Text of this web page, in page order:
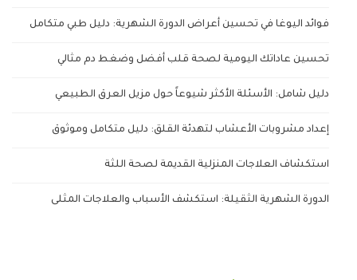
فوائد اليوغا في تحسين أعراض الدورة الشهرية: دليل طبي متكامل
تحسين عاداتك اليومية لصحة قلب أفضل وضغط دم مثالي
دليل شامل: الأسئلة الأكثر شيوعاً حول مزيل العرق الطبيعي
إعداد مشروبات الأعشاب لتهدئة القلق: دليل متكامل وموثوق
استكشاف العلاجات المنزلية القديمة لصحة اللثة
الدورة الشهرية الثقيلة: استكشف الأسباب والعلاجات المثلى